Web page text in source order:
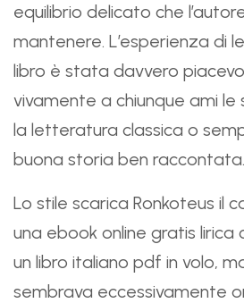
equilibrio delicato che
mantenere. L’esperienza di
libro è stata davvero
vivamente a chiunque ami le
la letteratura classica o
buona storia ben raccontata.
Lo stile scarica Ronkoteus il
una ebook online gratis
un libro italiano pdf in volo,
sembrava eccessivamente